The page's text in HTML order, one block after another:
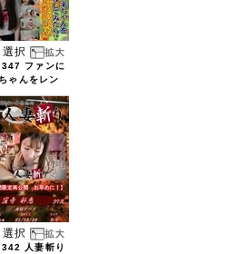
択
ファンに
ゃんをレン
択
人妻斬り